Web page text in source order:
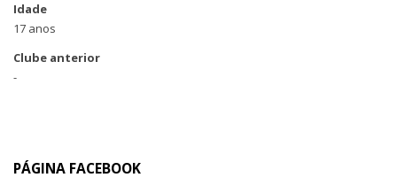
Idade
17 anos
Clube anterior
-
PÁGINA FACEBOOK